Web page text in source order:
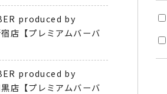
produced by
店【プレミアムバーバ
produced by
店【プレミアムバーバ